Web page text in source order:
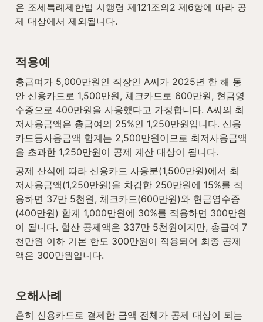
은 조세특례제한법 시행령 제121조의2 제6항에 따라 공
제 대상에서 제외됩니다.
적용예
총급여가 5,000만원인 직장인 A씨가 2025년 한 해 동
안 신용카드로 1,500만원, 체크카드로 600만원, 현금영
수증으로 400만원을 사용했다고 가정합니다. A씨의 최
저사용금액은 총급여의 25%인 1,250만원입니다. 신용
카드등사용금액 합계는 2,500만원이므로 최저사용금액
을 초과한 1,250만원이 공제 계산 대상이 됩니다.
공제 산식에 따라 신용카드 사용분(1,500만원)에서 최
저사용금액(1,250만원)을 차감한 250만원에 15%를 적
용하면 37만 5천원, 체크카드(600만원)와 현금영수증
(400만원) 합계 1,000만원에 30%를 적용하면 300만원
이 됩니다. 합산 공제액은 337만 5천원이지만, 총급여 7
천만원 이하 기본 한도 300만원이 적용되어 최종 공제
액은 300만원입니다.
오해사례
흔히 신용카드로 결제한 금액 전체가 공제 대상이 되는